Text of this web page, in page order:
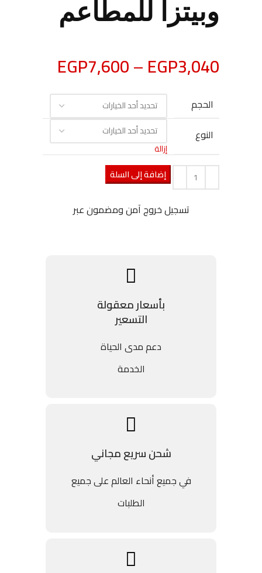
وبيتزا للمطاعم
EGP3,040
–
EGP7,600
الحجم
النوع
إزالة
إضافة إلى السلة
تسجيل خروج آمن ومضمون عبر
بأسعار معقولة
التسعير
دعم مدى الحياة
الخدمة
شحن سريع مجاني
في جميع أنحاء العالم على جميع
الطلبات